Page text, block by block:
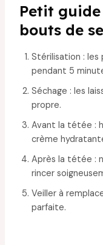
Petit
bouts de
Stérilisation : les
pendant 5
Séchage : les
propre.
Avant la tétée :
crème
Après la tétée :
rincer
Veiller à
parfaite.